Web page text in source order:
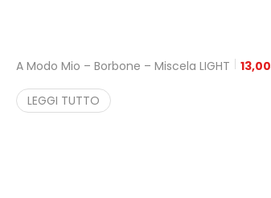
A Modo Mio – Borbone – Miscela LIGHT 13,00
LEGGI TUTTO